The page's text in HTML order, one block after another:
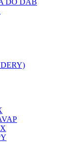
DO DAB